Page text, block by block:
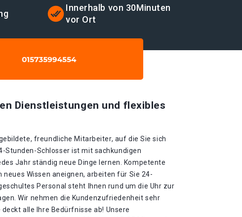
Innerhalb von 30Minuten
vor Ort
Dienstleistungen und flexibles
freundliche Mitarbeiter, auf die Sie sich
Stunden-Schlosser ist mit sachkundigen
Jahr ständig neue Dinge lernen. Kompetente
neues Wissen aneignen, arbeiten für Sie 24-
Personal steht Ihnen rund um die Uhr zur
Wir nehmen die Kundenzufriedenheit sehr
alle Ihre Bedürfnisse ab! Unsere